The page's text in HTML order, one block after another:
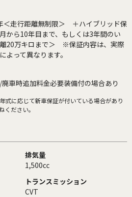
＜走行距離無制限＞ ＋ハイブリッド保
から10年目まで、もしくは3年間のい
20万キロまで＞ ※保証内容は、実際
よって異なります。
車時追加料金必要装備付の場合あり
式に応じて新車保証が付いている場合があり
ください。
排気量
1,500cc
トランスミッション
CVT